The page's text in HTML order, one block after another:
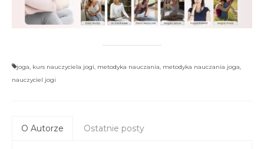
joga kurs nauczyciela jogi metodyka nauczania metodyka nauczania joga
nauczyciel jogi
O Autorze Ostatnie posty